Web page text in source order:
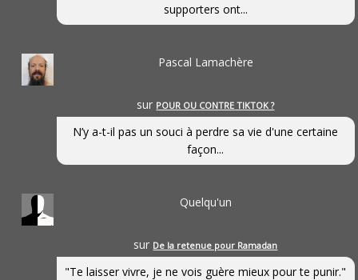
supporters ont...
Pascal Lamachère
sur POUR OU CONTRE TIKTOK ?
N’y a-t-il pas un souci à perdre sa vie d'une certaine
façon...
Quelqu'un
sur De la retenue pour Ramadan
"Te laisser vivre, je ne vois guère mieux pour te punir."